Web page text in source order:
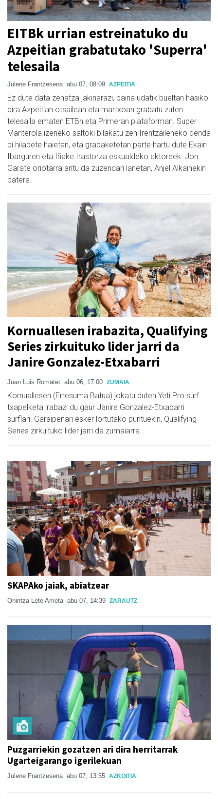
EITBk urrian estreinatuko du
Azpeitian grabatutako 'Superra'
telesaila
Julene Frantzesena abu 07, 08:09 AZPEITIA
Ez dute data zehatza jakinarazi, baina udatik bueltan hasiko
dira Azpeitian otsailean eta martxoan grabatu zuten
telesaila ematen ETBn eta Primeran plataforman. Super
Manterola izeneko saltoki bilakatu zen Irentzaileneko denda
bi hilabete haietan, eta grabaketetan parte hartu dute Ekain
Ibarguren eta Iñake Irastorza eskualdeko aktoreek. Jon
Garate oriotarra aritu da zuzendari lanetan, Anjel Alkainekin
batera.
Kornuallesen irabazita, Qualifying
Series zirkuituko lider jarri da
Janire Gonzalez-Etxabarri
Juan Luis Romatet abu 06, 17:00 ZUMAIA
Kornuallesen (Erresuma Batua) jokatu duten Yeti Pro surf
txapelketa irabazi du gaur Janire Gonzalez-Etxabarri
surflari. Garaipenari esker lortutako puntuekin, Qualifying
Series zirkuituko lider jarri da zumaiarra.
SKAPAko jaiak, abiatzear
Onintza Lete Arrieta abu 07, 14:39 ZARAUTZ
Puzgarriekin gozatzen ari dira herritarrak
Ugarteigarango igerilekuan
Julene Frantzesena abu 07, 13:55 AZKOITIA